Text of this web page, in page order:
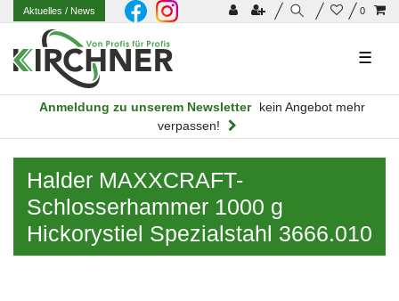
0
Aktuelles/ News
☰
Anmeldung zu unserem Newsletter
kein Angebot mehr
verpassen!
Halder MAXXCRAFT-
Schlosserhammer 1000 g
Hickorystiel Spezialstahl 3666.010